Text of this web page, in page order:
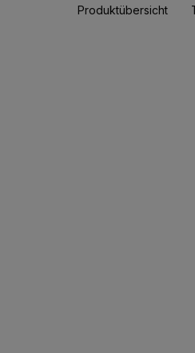
Produktübersicht